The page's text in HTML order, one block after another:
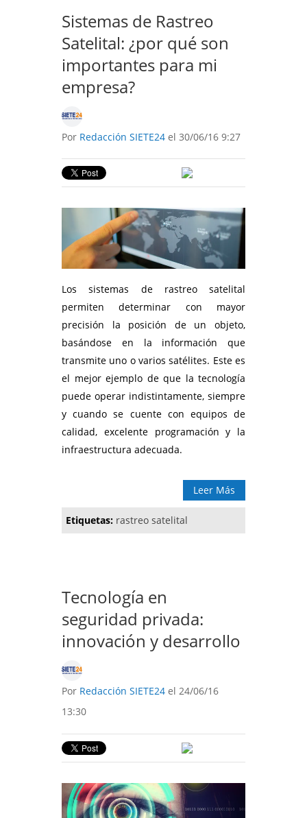
Sistemas de Rastreo
Satelital: ¿por qué son
importantes para mi
empresa?
Por Redacción SIETE24 el 30/06/16 9:27
Los sistemas de rastreo satelital
permiten determinar con mayor
precisión la posición de un objeto,
basándose en la información que
transmite uno o varios satélites. Este es
el mejor ejemplo de que la tecnología
puede operar indistintamente, siempre
y cuando se cuente con equipos de
calidad, excelente programación y la
infraestructura adecuada.
Leer Más
Etiquetas: rastreo satelital
Tecnología en
seguridad privada:
innovación y desarrollo
Por Redacción SIETE24 el 24/06/16
13:30